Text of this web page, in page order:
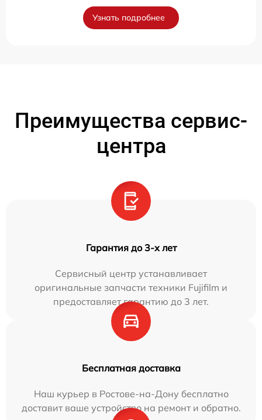
Узнать подробнее
Преимущества сервис-
центра
Гарантия до 3-х лет
Сервисный центр устанавливает
оригинальные запчасти техники Fujifilm и
предоставляет гарантию до 3 лет.
Бесплатная доставка
Наш курьер в Ростове-на-Дону бесплатно
доставит ваше устройство на ремонт и обратно.